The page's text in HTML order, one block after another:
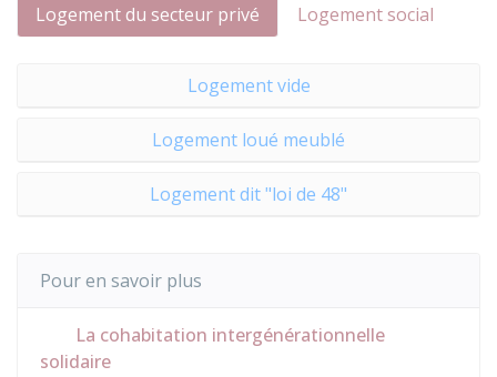
Logement du secteur privé Logement social
Logement vide
Logement loué meublé
Logement dit "loi de 48"
Pour en savoir plus
La cohabitation intergénérationnelle
solidaire